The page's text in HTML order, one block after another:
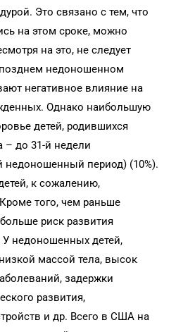
Это связано с тем, что
на этом сроке, можно
на это, не следует
недоношенном
негативное влияние на
Однако наибольшую
детей, родившихся
– до 31-й недели
недоношенный период) (10%).
к сожалению,
того, чем раньше
риск развития
У недоношенных детей,
массой тела, высок
задержки
развития,
и др. Всего в США на